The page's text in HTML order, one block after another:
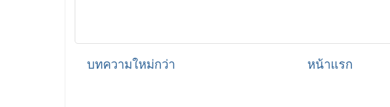
บทความใหม่กว่า หน้าแรก